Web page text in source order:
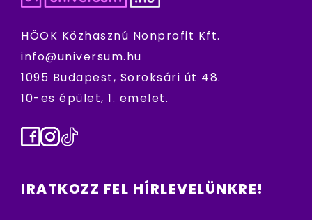
HÖOK Közhasznú Nonprofit Kft.
info@universum.hu
1095 Budapest, Soroksári út 48.
10-es épület, 1. emelet.
Facebook
Instagram
TikTok
IRATKOZZ FEL HÍRLEVELÜNKRE!